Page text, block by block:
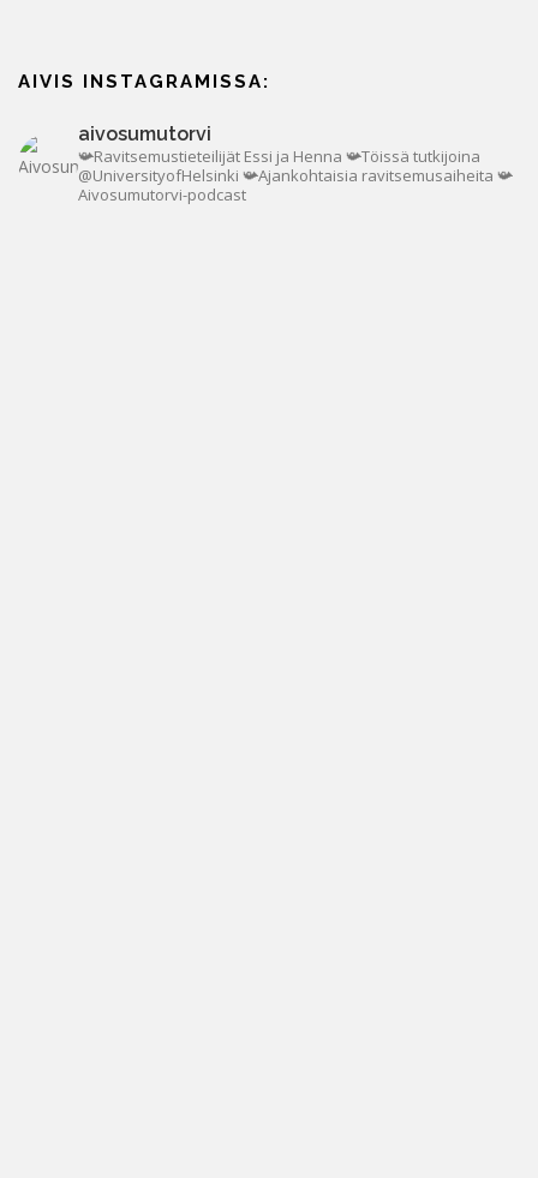
AIVIS INSTAGRAMISSA:
aivosumutorvi
📯Ravitsemustieteilijät Essi ja Henna 📯Töissä tutkijoina
@UniversityofHelsinki 📯Ajankohtaisia ravitsemusaiheita 📯
Aivosumutorvi-podcast